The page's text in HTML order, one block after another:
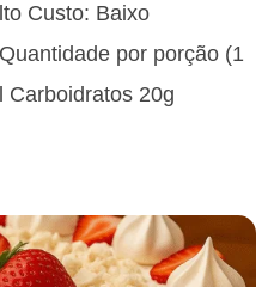
Custo: Baixo
por porção (1
Carboidratos 20g